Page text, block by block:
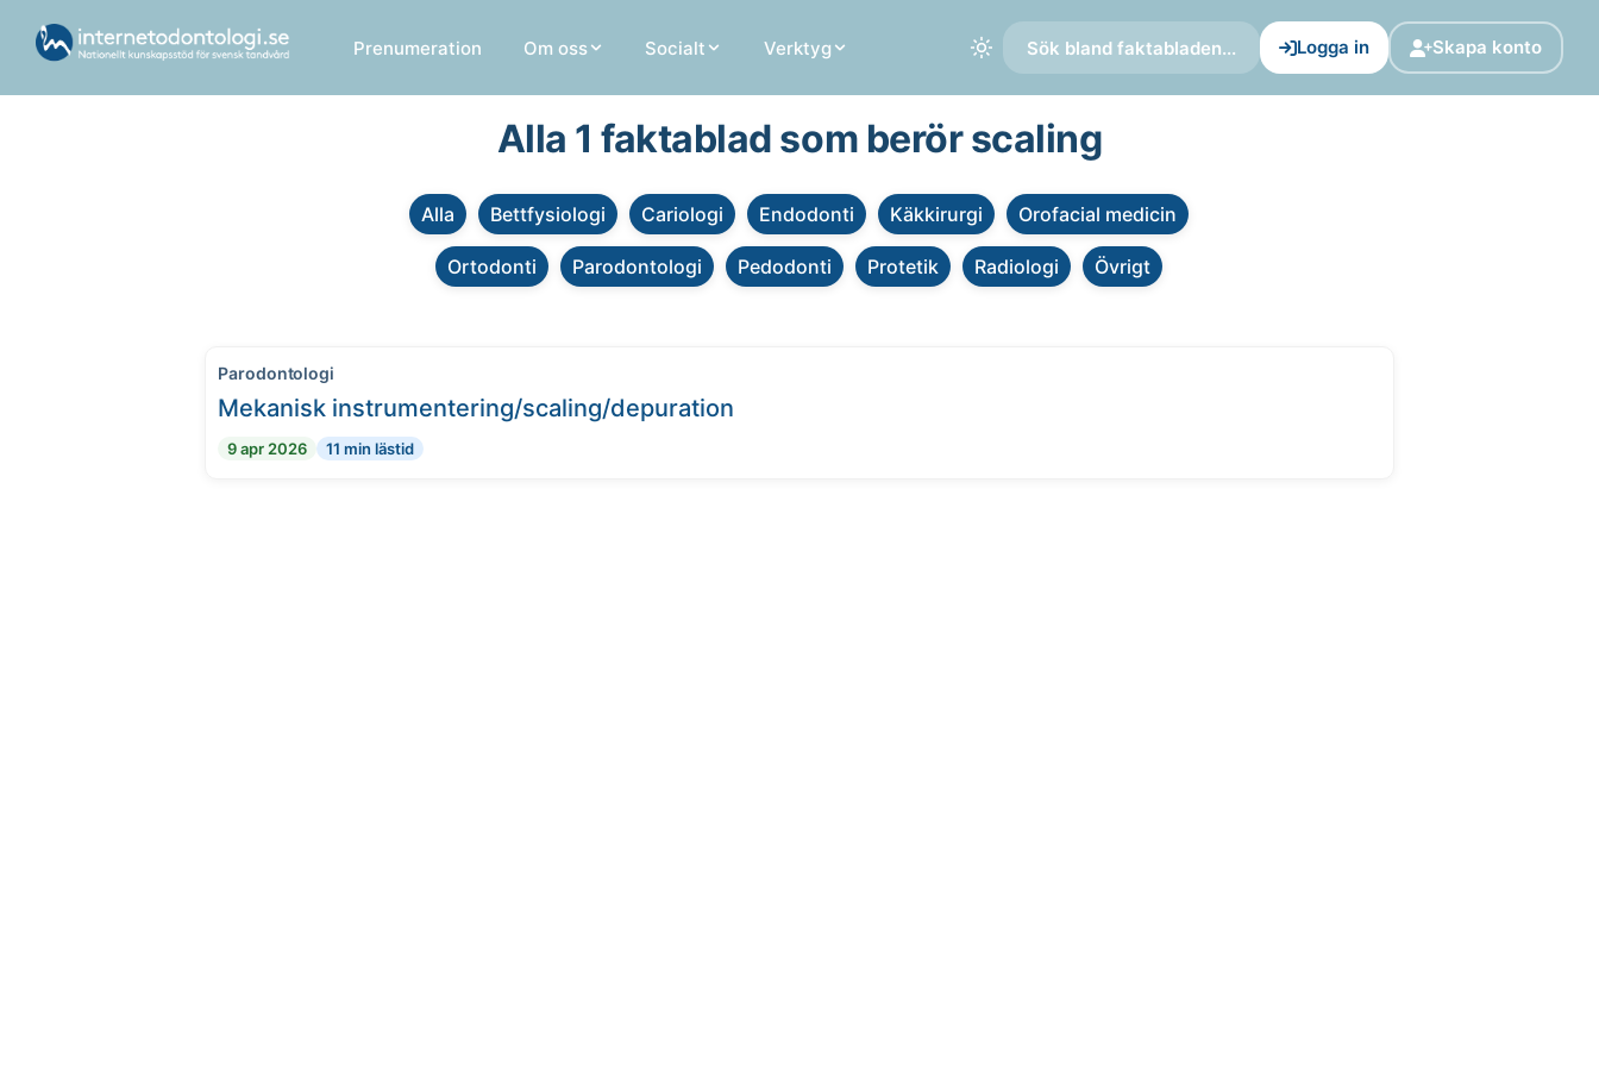
Prenumeration Om oss Socialt Verktyg Sök bland faktabladen... Logga in Skapa konto
Alla 1 faktablad som berör scaling
Alla Bettfysiologi Cariologi Endodonti Käkkirurgi Orofacial medicin
Ortodonti Parodontologi Pedodonti Protetik Radiologi Övrigt
Parodontologi
Mekanisk instrumentering/scaling/depuration
9 apr 2026 11 min lästid